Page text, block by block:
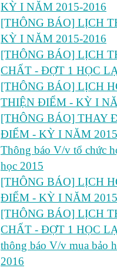
KỲ I NĂM 2015-2016
[THÔNG BÁO] LỊCH
KỲ I NĂM 2015-2016
[THÔNG BÁO] LỊCH
CHẤT - ĐỢT 1 HỌC
[THÔNG BÁO] LỊCH
THIỆN ĐIỂM - KỲ I
[THÔNG BÁO] THAY
ĐIỂM - KỲ I NĂM
Thông báo V/v tổ chức
học 2015
[THÔNG BÁO] LỊCH
ĐIỂM - KỲ I NĂM
[THÔNG BÁO] LỊCH
CHẤT - ĐỢT 1 HỌC
thông báo V/v mua bảo
2016